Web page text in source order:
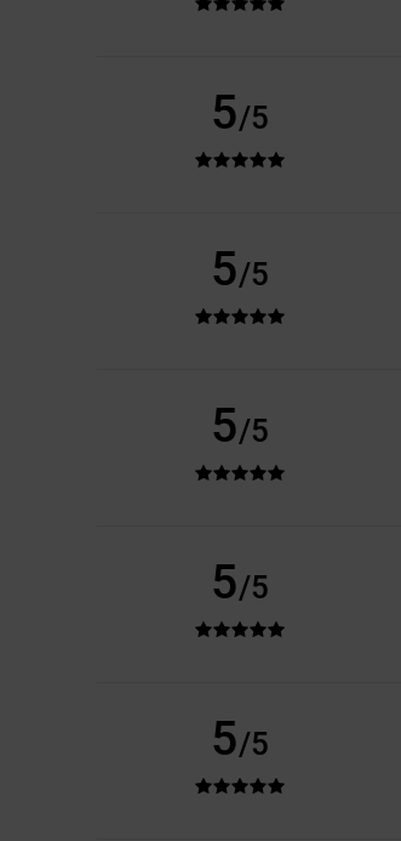
5/5
5/5
5/5
5/5
5/5